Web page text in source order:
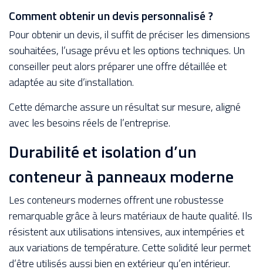
Comment obtenir un devis personnalisé ?
Pour obtenir un devis, il suffit de préciser les dimensions
souhaitées, l’usage prévu et les options techniques. Un
conseiller peut alors préparer une offre détaillée et
adaptée au site d’installation.
Cette démarche assure un résultat sur mesure, aligné
avec les besoins réels de l’entreprise.
Durabilité et isolation d’un
conteneur à panneaux moderne
Les conteneurs modernes offrent une robustesse
remarquable grâce à leurs matériaux de haute qualité. Ils
résistent aux utilisations intensives, aux intempéries et
aux variations de température. Cette solidité leur permet
d’être utilisés aussi bien en extérieur qu’en intérieur.